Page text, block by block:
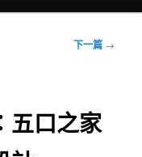
下一篇 →
五口之家